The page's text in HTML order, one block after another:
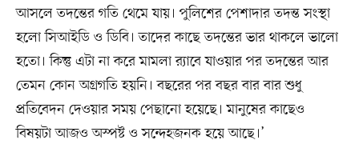
আসলে তদন্তের গতি থেমে যায়। পুলিশের পেশাদার তদন্ত সংস্থা
হলো সিআইডি ও ডিবি। তাদের কাছে তদন্তের ভার থাকলে ভালো
হতো। কিন্তু এটা না করে মামলা র‍্যাবে যাওয়ার পর তদন্তের আর
তেমন কোন অগ্রগতি হয়নি। বছরের পর বছর বার বার শুধু
প্রতিবেদন দেওয়ার সময় পেছানো হয়েছে। মানুষের কাছেও
বিষয়টা আজও অস্পষ্ট ও সন্দেহজনক হয়ে আছে।’